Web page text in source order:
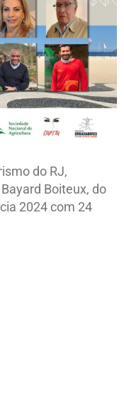
do RJ,
Boiteux, do
2024 com 24